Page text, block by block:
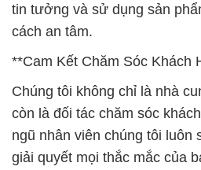
tin tưởng và sử dụng sản
cách an tâm.
**Cam Kết Chăm Sóc Khách
Chúng tôi không chỉ là nhà
còn là đối tác chăm sóc
ngũ nhân viên chúng tôi luôn
giải quyết mọi thắc mắc của